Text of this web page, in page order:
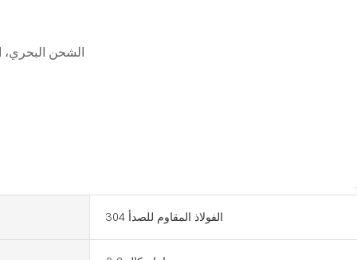
الشحن البحري،
الفولاذ المقاوم للصدأ 304